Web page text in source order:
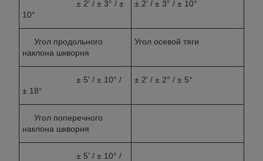
± 2' / ± 3° / ±
10°
± 2' / ± 3° / ± 10°
Угол продольного
наклона шкворня
Угол осевой тяги
± 5' / ± 10° /
± 18°
± 2' / ± 2° / ± 5°
Угол поперечного
наклона шкворня
± 5' / ± 10° /